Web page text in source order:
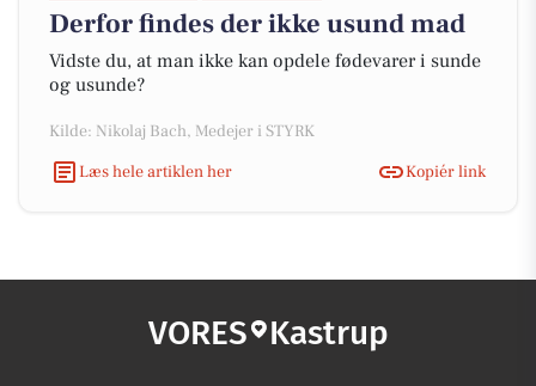
Derfor findes der ikke usund mad
Vidste du, at man ikke kan opdele fødevarer i sunde
og usunde?
Kilde: Nikolaj Bach, Medejer i STYRK
Læs hele artiklen her
Kopiér link
VORES Kastrup